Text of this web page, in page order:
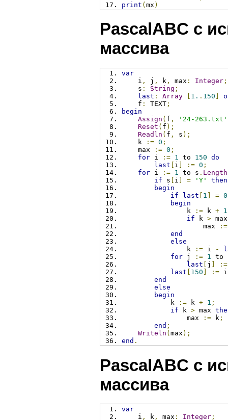
print (mx )
PascalABC с
массива
var
    i
, j , k , max : Integer ;
    s
: String ;
last : Array 1. . 150
    f
: TEXT ;
begin
Assign ( f , '24-263.txt'
Reset ( f );
Readln ( f , s );
    k
:= 0 ;
    max
:= 0 ;
for i := 1 to 150 do
last
i := 0 ;
for i := 1 to s . Length
if s i = 'Y'
then
begin
if
last 1 = 0
begin
                k
:= k + 1
if k >
                    max
:=
end
else
                k
:= i -
for j := 1 to
last
j
:=
last
150 := i
end
else
begin
            k
:= k + 1 ;
if k > max
                max
:= k ;
end ;
Writeln ( max );
end .
PascalABC с
массива
var
    i
, k , max : Integer ;